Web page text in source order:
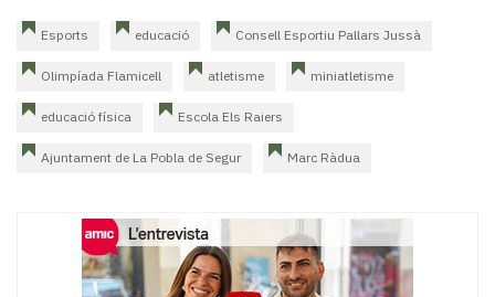
Esports educació Consell Esportiu Pallars Jussà
Olimpíada Flamicell atletisme miniatletisme
educació física Escola Els Raiers
Ajuntament de La Pobla de Segur Marc Ràdua